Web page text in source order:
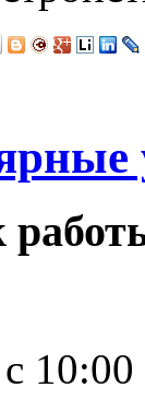
10:00